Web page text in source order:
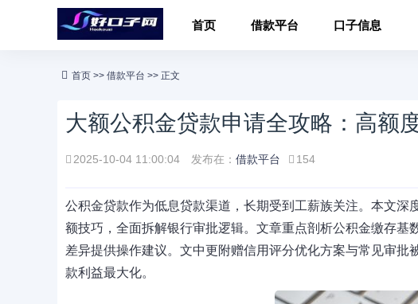
首页 借款平台 口子信息
首页 >> 借款平台 >> 正文
大额公积金贷款申请全攻略：高额
2025-10-04 11:00:04 发布在： 借款平台 154
公积金贷款作为低息贷款渠道，长期受到工薪族关注。本文
额技巧，全面拆解银行审批逻辑。文章重点剖析公积金缴存
差异提供操作建议。文中更附赠信用评分优化方案与常见审
款利益最大化。